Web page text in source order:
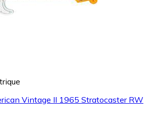
Vintage II 1965 Stratocaster RW